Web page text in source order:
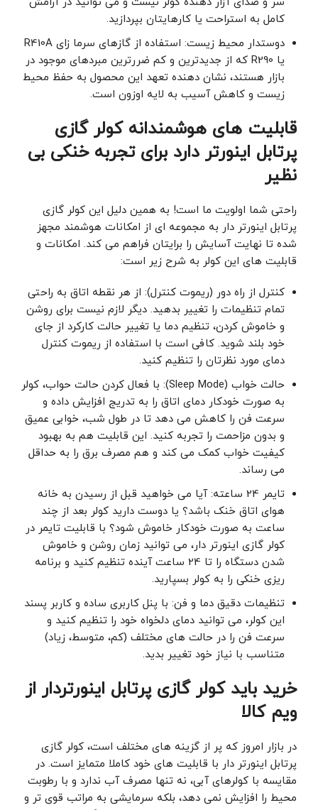
کامل به استراحت یا کارهایتان بپردازید.
دوستدار محیط زیست: استفاده از گازهای سرما زای R410A
یا R290 که از جدیدترین و کم ‌ضررترین مبردهای موجود در
بازار هستند، نشان ‌دهنده تعهد این محصول به حفظ محیط
زیست و کاهش آسیب به لایه اوزون است.
قابلیت‌ های هوشمندانه کولر گازی
پرتابل اینورتر دارد برای تجربه خنکی بی
‌نظیر
راحتی شما اولویت ما است! به همین دلیل این کولر گازی
پرتابل اینورتر دار به مجموعه‌ ای از امکانات هوشمند مجهز
شده تا نهایت آسایش را برایتان فراهم می ‌کند. امکانات و
قابلیت های این کولر به شرح زیر است:
کنترل از راه دور (ریموت کنترل): از هر نقطه اتاق به راحتی
تمام تنظیمات را تغییر بدهید. دیگر لازم نیست برای روشن
و خاموش کردن، تنظیم دما یا تغییر حالت کارکرد از جای
خود بلند شوید. کافی است با استفاده از ریموت کنترل
دمای مورد نظرتان را تنظیم کنید.
حالت خواب (Sleep Mode): با فعال کردن حالت حواب، کولر
به صورت خودکار دمای اتاق را به تدریج افزایش داده و
سرعت فن را کاهش می‌ دهد تا در طول شب، خوابی عمیق
و بدون مزاحمت را تجربه کنید. این قابلیت هم به بهبود
کیفیت خواب کمک می‌ کند و هم مصرف برق را به حداقل
می ‌رساند.
تایمر 24 ساعته: آیا می ‌خواهید قبل از رسیدن به خانه
هوای اتاق خنک باشد؟ یا دوست دارید کولر بعد از چند
ساعت به صورت خودکار خاموش شود؟ با قابلیت تایمر در
کولر گازی اینورتر دار، می‌ توانید زمان روشن و خاموش
شدن دستگاه را تا 24 ساعت آینده تنظیم کنید و برنامه
‌ریزی خنکی را به کولر بسپارید.
تنظیمات دقیق دما و فن: با پنل کاربری ساده و کاربر پسند
این کولر، می ‌توانید دمای دلخواه خود را تنظیم کنید و
سرعت فن را در حالت‌ های مختلف (کم، متوسط، زیاد)
متناسب با نیاز خود تغییر بدید.
خرید باید کولر گازی پرتابل اینورتردار از
ویم کالا
در بازار امروز که پر از گزینه ‌های مختلف است، کولر گازی
پرتابل اینورتر دار با قابلیت ‌های خود کاملا متمایز است. در
مقایسه با کولرهای آبی، نه تنها مصرف آب ندارد و با رطوبت
محیط را افزایش نمی‌ دهد، بلکه سرمایشی به مراتب قوی ‌تر و